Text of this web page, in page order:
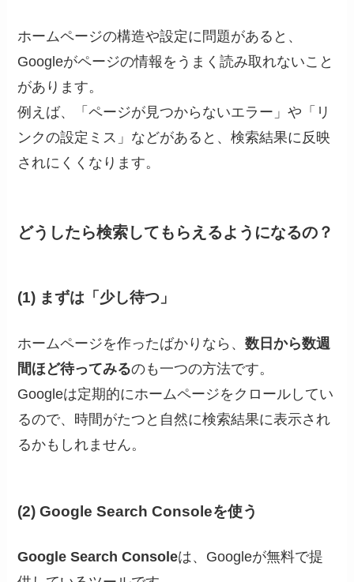
ホームページの構造や設定に問題があると、
Googleがページの情報をうまく読み取れないこと
があります。
例えば、「ページが見つからないエラー」や「リ
ンクの設定ミス」などがあると、検索結果に反映
されにくくなります。
どうしたら検索してもらえるようになるの？
(1) まずは「少し待つ」
ホームページを作ったばかりなら、数日から数週
間ほど待ってみるのも一つの方法です。
Googleは定期的にホームページをクロールしてい
るので、時間がたつと自然に検索結果に表示され
るかもしれません。
(2) Google Search Consoleを使う
Google Search Consoleは、Googleが無料で提